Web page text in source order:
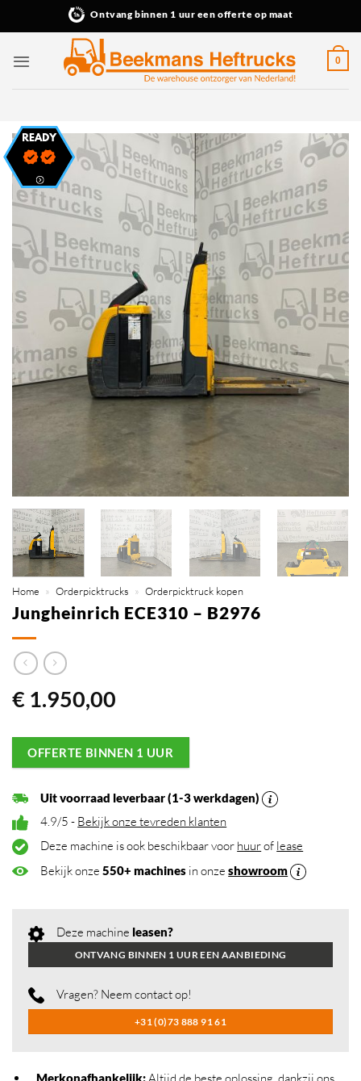
Ontvang binnen 1 uur een offerte op maat
0
Home » Orderpicktrucks » Orderpicktruck kopen
Jungheinrich ECE310 – B2976
€ 1.950,00
OFFERTE BINNEN 1 UUR
Uit voorraad leverbaar (1-3 werkdagen)
4.9/5 - Bekijk onze tevreden klanten
Deze machine is ook beschikbaar voor huurof lease
Bekijk onze550+ machines in onzeshowroom
Deze machine leasen?
ONTVANG BINNEN 1 UUR EEN AANBIEDING
Vragen? Neem contact op!
+31 (0)73 888 91 61
Merkonafhankelijk: